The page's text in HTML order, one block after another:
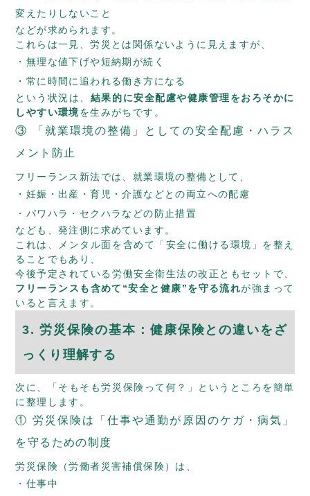
変えたりしないこと
などが求められます。
これらは一見、労災とは関係ないように見えますが、
無理な値下げや短納期が続く
常に時間に追われる働き方になる
という状況は、 結果的に安全配慮や健康管理をおろそかに
しやすい環境を生みがちです。
③ 「就業環境の整備」としての安全配慮・ハラス
メント防止
フリーランス新法では、就業環境の整備として、
妊娠・出産・育児・介護などとの両立への配慮
パワハラ・セクハラなどの防止措置
なども、発注側に求めています。
これは、メンタル面を含めて「安全に働ける環境」を整え
ることでもあり、
今後予定されている労働安全衛生法の改正ともセットで、
フリーランスも含めて“安全と健康”を守る流れが強まって
いると言えます。
3. 労災保険の基本：健康保険との違いをざ
っくり理解する
次に、「そもそも労災保険って何？」というところを簡単
に整理します。
① 労災保険は「仕事や通勤が原因のケガ・病気」
を守るための制度
労災保険（労働者災害補償保険）は、
仕事中